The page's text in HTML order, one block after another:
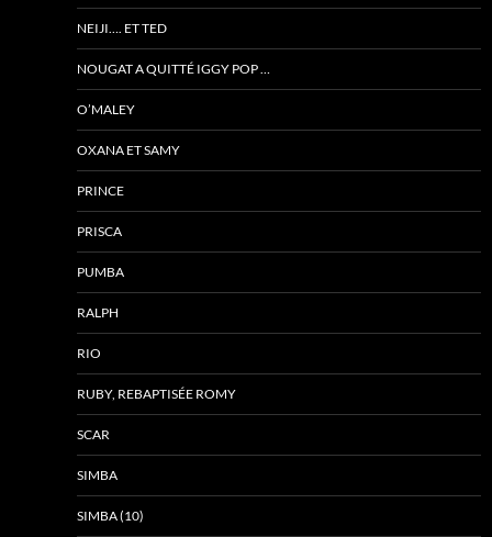
NEIJI…. ET TED
NOUGAT A QUITTÉ IGGY POP …
O’MALEY
OXANA ET SAMY
PRINCE
PRISCA
PUMBA
RALPH
RIO
RUBY, REBAPTISÉE ROMY
SCAR
SIMBA
SIMBA (10)